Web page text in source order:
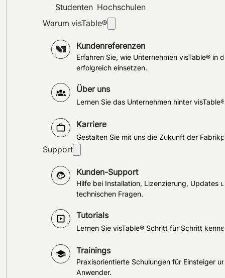
Studenten Hochschulen
Warum visTable®
Kundenreferenzen
Erfahren Sie, wie Unternehmen visTable® in
erfolgreich einsetzen.
Über uns
Lernen Sie das Unternehmen hinter
Karriere
Gestalten Sie mit uns die Zukunft der
Support
Kunden-Support
Hilfe bei Installation, Lizenzierung, Updates
technischen Fragen.
Tutorials
Lernen Sie visTable® Schritt für Schritt
Trainings
Praxisorientierte Schulungen für Einsteiger
Anwender.